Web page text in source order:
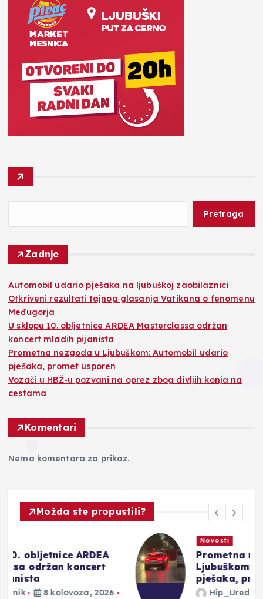
Pretraga
Zadnje
Automobil udario pješaka na ljubuškoj zaobilaznici
Otkriveni rezultati tajnog glasanja Vatikana o fenomenu
Međugorja
U sklopu 10. obljetnice ARDEA Masterclassa održan
koncert mladih pijanista
Prometna nezgoda u Ljubuškom: Automobil udario
pješaka, promet usporen
Vozači u HBŽ-u pozvani na oprez zbog divljih konja na
cestama
Komentari
Nema komentara za prikaz.
Možda ste propustili?
Prometna nezgoda u
Ljubuškom: Automobil udario
pješaka, promet usporen
Hip_Urednik 8 kolovoza, 2026